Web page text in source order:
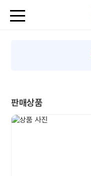
판매상품